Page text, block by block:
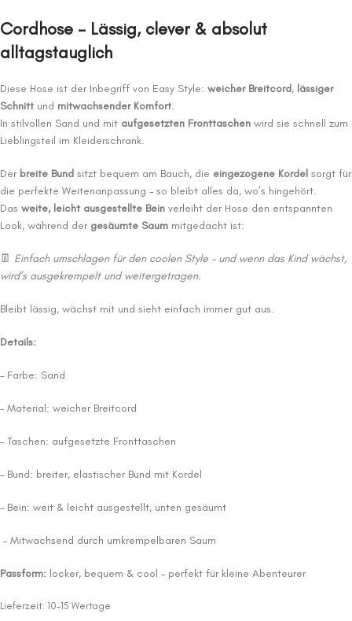
Cordhose – Lässig, clever & absolut
alltagstauglich
Diese Hose ist der Inbegriff von Easy Style: weicher Breitcord, lässiger
Schnitt und mitwachsender Komfort.
In stilvollen Sand und mit aufgesetzten Fronttaschen wird sie schnell zum
Lieblingsteil im Kleiderschrank.
Der breite Bund sitzt bequem am Bauch, die eingezogene Kordel sorgt für
die perfekte Weitenanpassung – so bleibt alles da, wo’s hingehört.
Das weite, leicht ausgestellte Bein verleiht der Hose den entspannten
Look, während der gesäumte Saum mitgedacht ist:
👖 Einfach umschlagen für den coolen Style – und wenn das Kind wächst,
wird’s ausgekrempelt und weitergetragen.
Bleibt lässig, wächst mit und sieht einfach immer gut aus.
Details:
– Farbe: Sand
– Material: weicher Breitcord
– Taschen: aufgesetzte Fronttaschen
– Bund: breiter, elastischer Bund mit Kordel
– Bein: weit & leicht ausgestellt, unten gesäumt
– Mitwachsend durch umkrempelbaren Saum
Passform: locker, bequem & cool – perfekt für kleine Abenteurer
Lieferzeit: 10-15 Wertage